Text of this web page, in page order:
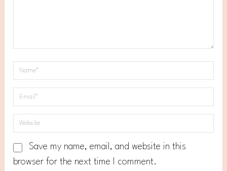
Save my name, email, and website in this
browser for the next time I comment.